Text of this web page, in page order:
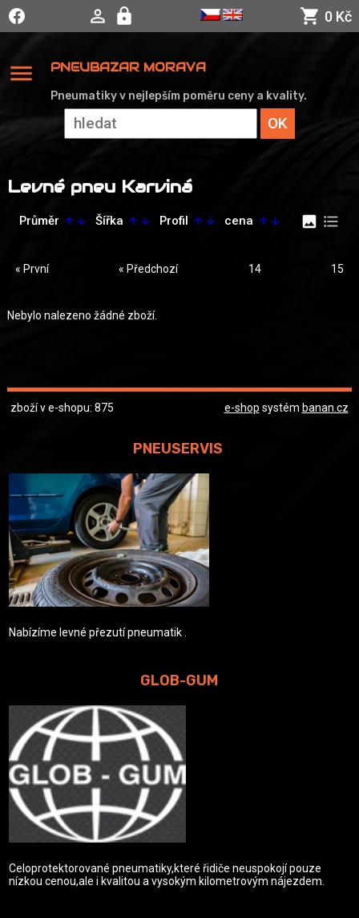
0 Kč
menu PNEUBAZAR MORAVA
Pneumatiky v nejlepším poměru ceny a kvality.
Levné pneu Karviná
Průměr arrow_upward arrow_downward Šířka arrow_upward arrow_downward Profil arrow_upward arrow_downward cena arrow_upward arrow_downward image format_list_bulleted
« První « Předchozí 14 15
Nebylo nalezeno žádné zboží.
zboží v e-shopu: 875 e-shop systém banan.cz
PNEUSERVIS
Nabízíme levné přezutí pneumatik .
GLOB-GUM
Celoprotektorované pneumatiky,které řidiče neuspokojí pouze
nízkou cenou,ale i kvalitou a vysokým kilometrovým nájezdem.